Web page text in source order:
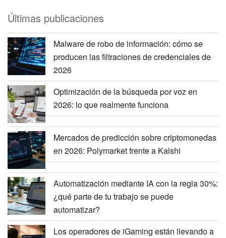
Últimas publicaciones
Malware de robo de información: cómo se
producen las filtraciones de credenciales de
2026
Optimización de la búsqueda por voz en
2026: lo que realmente funciona
Mercados de predicción sobre criptomonedas
en 2026: Polymarket frente a Kalshi
Automatización mediante IA con la regla 30%:
¿qué parte de tu trabajo se puede
automatizar?
Los operadores de iGaming están llevando a